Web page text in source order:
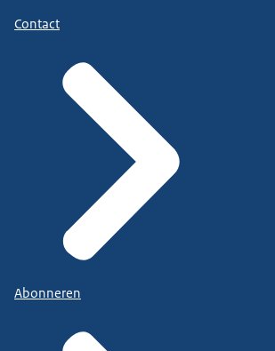
Contact
Abonneren